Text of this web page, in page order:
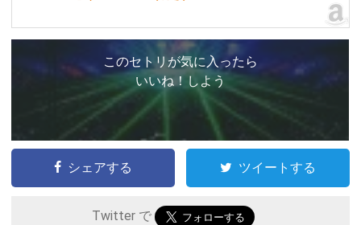
このセトリが気に入ったら
いいね！しよう
シェアする ツイートする
Twitter で